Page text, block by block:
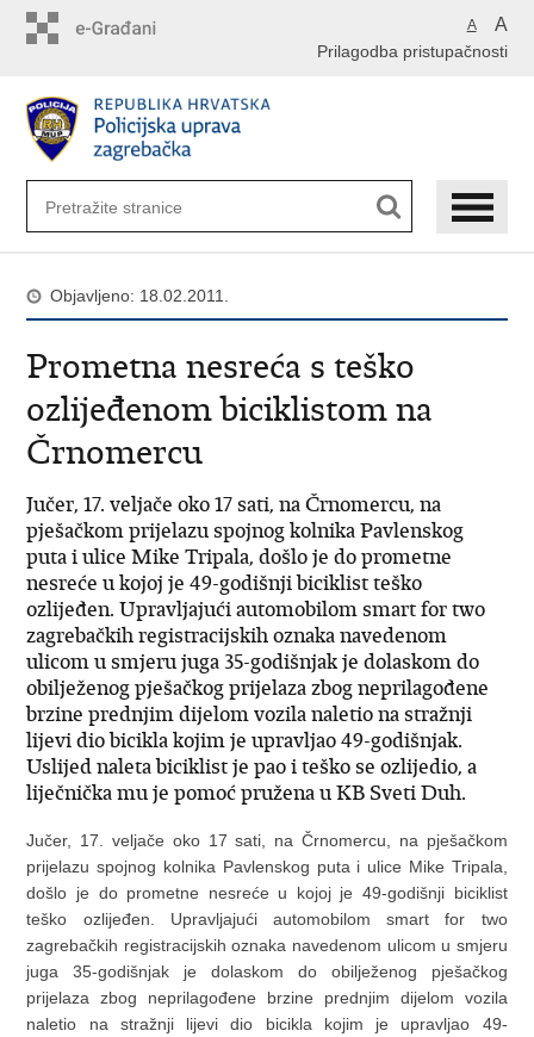
A A
Prilagodba pristupačnosti
Objavljeno: 18.02.2011.
Prometna nesreća s teško
ozlijeđenom biciklistom na
Črnomercu
Jučer, 17. veljače oko 17 sati, na Črnomercu, na
pješačkom prijelazu spojnog kolnika Pavlenskog
puta i ulice Mike Tripala, došlo je do prometne
nesreće u kojoj je 49-godišnji biciklist teško
ozlijeđen. Upravljajući automobilom smart for two
zagrebačkih registracijskih oznaka navedenom
ulicom u smjeru juga 35-godišnjak je dolaskom do
obilježenog pješačkog prijelaza zbog neprilagođene
brzine prednjim dijelom vozila naletio na stražnji
lijevi dio bicikla kojim je upravljao 49-godišnjak.
Uslijed naleta biciklist je pao i teško se ozlijedio, a
liječnička mu je pomoć pružena u KB Sveti Duh.
Jučer, 17. veljače oko 17 sati, na Črnomercu, na pješačkom
prijelazu spojnog kolnika Pavlenskog puta i ulice Mike Tripala,
došlo je do prometne nesreće u kojoj je 49-godišnji biciklist
teško ozlijeđen. Upravljajući automobilom smart for two
zagrebačkih registracijskih oznaka navedenom ulicom u smjeru
juga 35-godišnjak je dolaskom do obilježenog pješačkog
prijelaza zbog neprilagođene brzine prednjim dijelom vozila
naletio na stražnji lijevi dio bicikla kojim je upravljao 49-